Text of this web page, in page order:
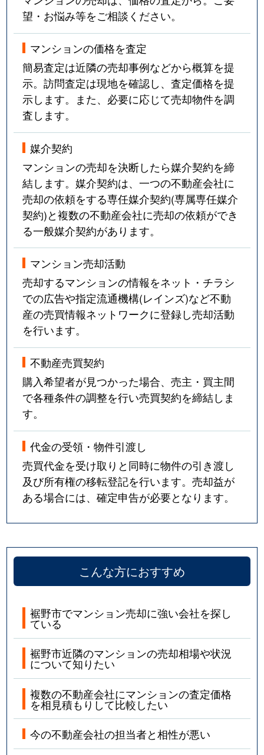
望・お悩み等をご相談ください。
マンションの価格を査定
簡易査定は近隣の売却事例などから概算を提
示。訪問査定は現地を確認し、査定価格を提
示します。また、必要に応じて売却物件を調
査します。
媒介契約
マンションの売却を決断したら媒介契約を締
結します。媒介契約は、一つの不動産会社に
売却の依頼をする専任媒介契約(専属専任媒介
契約)と複数の不動産会社に売却の依頼ができ
る一般媒介契約があります。
マンション売却活動
売却するマンションの情報をネット・チラシ
での広告や指定流通機構(レインズ)など不動
産の売買情報ネットワークに登録し売却活動
を行います。
不動産売買契約
購入希望者が見つかった場合、売主・買主間
で各種条件の調整を行い売買契約を締結しま
す。
代金の受領・物件引渡し
売買代金を受け取りと同時に物件の引き渡し
及び所有権の移転登記を行います。売却益が
ある場合には、確定申告が必要となります。
こんな方におすすめ
裾野市でマンション売却に強い会社を探し
ている
裾野市近隣のマンションの売却相場や状況
について知りたい
複数の不動産会社にマンションの査定価格
を相見積もりして比較したい
今の不動産会社の担当者と相性が悪い